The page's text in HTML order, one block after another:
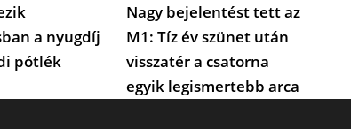
a nyugdíj
pótlék
Nagy bejelentést tett az
M1: Tíz év szünet után
visszatér a csatorna
egyik legismertebb arca